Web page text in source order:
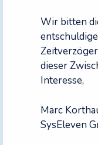
Wir bitten
dieser
Interesse,
Marc
SysEleven